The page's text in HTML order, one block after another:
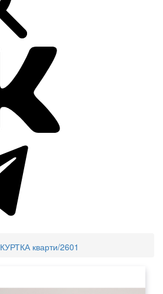
КУРТКА кварти/2601